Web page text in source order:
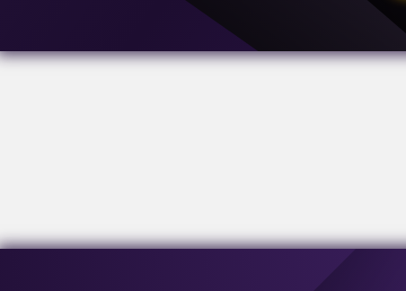
63-69 Buzesti Street, bygning A3, 5. sal, sektor 1,